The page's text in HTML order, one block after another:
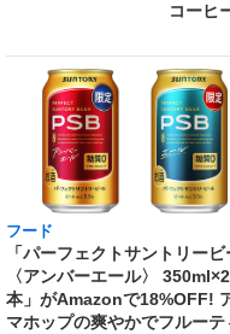
コーヒ
フード
「パーフェクトサントリービ
〈アンバーエール〉
本」がAmazonで18%OFF!
マホップの爽やかでフルーテ